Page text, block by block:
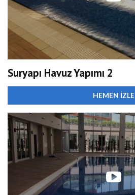
Suryapı Havuz Yapımı 2
HEMEN İZLE